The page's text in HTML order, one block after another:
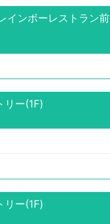
インボーレストラン前
リー(1F)
リー(1F)